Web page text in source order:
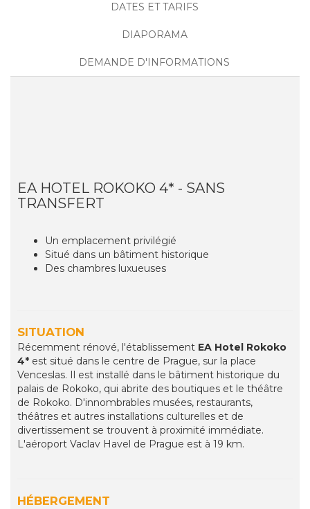
DATES ET TARIFS
DIAPORAMA
DEMANDE D'INFORMATIONS
EA HOTEL ROKOKO 4* - SANS
TRANSFERT
Un emplacement privilégié
Situé dans un bâtiment historique
Des chambres luxueuses
SITUATION
Récemment rénové, l'établissement EA Hotel Rokoko
4* est situé dans le centre de Prague, sur la place
Venceslas. Il est installé dans le bâtiment historique du
palais de Rokoko, qui abrite des boutiques et le théâtre
de Rokoko. D'innombrables musées, restaurants,
théâtres et autres installations culturelles et de
divertissement se trouvent à proximité immédiate.
L'aéroport Vaclav Havel de Prague est à 19 km.
HÉBERGEMENT